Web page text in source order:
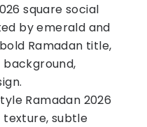
square social
by emerald and
Ramadan title,
Ramadan 2026
subtle